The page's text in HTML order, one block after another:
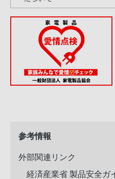
参考情報
外部関連リンク
経済産業省 製品安全ガ